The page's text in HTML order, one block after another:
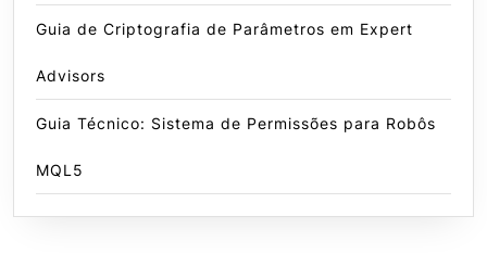
Guia de Criptografia de Parâmetros em Expert
Advisors
Guia Técnico: Sistema de Permissões para Robôs
MQL5